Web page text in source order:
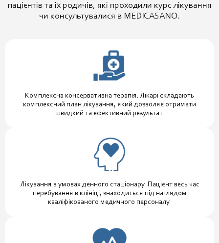
пацієнтів та іх родичів, які проходили курс лікування
чи консультувалися в MEDICASANO.
Комплексна консервативна терапія. Лікарі складають
комплексний план лікування, який дозволяє отримати
швидкий та ефективний результат.
Лікування в умовах денного стаціонару. Пацієнт весь час
перебування в клініці, знаходиться під наглядом
кваліфікованого медичного персоналу.